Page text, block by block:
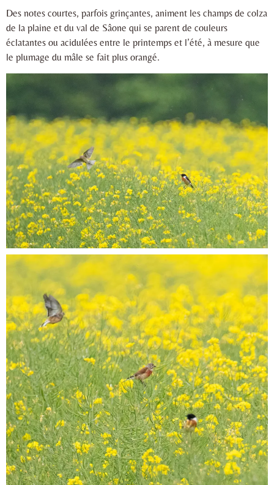
Des notes courtes, parfois grinçantes, animent les champs de colza
de la plaine et du val de Sâone qui se parent de couleurs
éclatantes ou acidulées entre le printemps et l’été, à mesure que
le plumage du mâle se fait plus orangé.